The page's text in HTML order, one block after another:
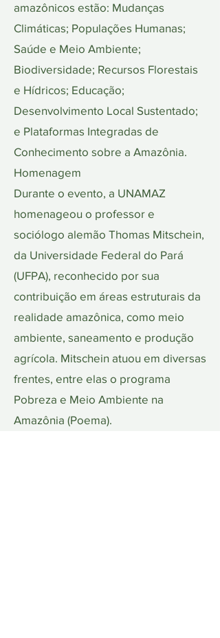
amazônicos estão: Mudanças
Climáticas; Populações Humanas;
Saúde e Meio Ambiente;
Biodiversidade; Recursos Florestais
e Hídricos; Educação;
Desenvolvimento Local Sustentado;
e Plataformas Integradas de
Conhecimento sobre a Amazônia.
Homenagem
Durante o evento, a UNAMAZ
homenageou o professor e
sociólogo alemão Thomas Mitschein,
da Universidade Federal do Pará
(UFPA), reconhecido por sua
contribuição em áreas estruturais da
realidade amazônica, como meio
ambiente, saneamento e produção
agrícola. Mitschein atuou em diversas
frentes, entre elas o programa
Pobreza e Meio Ambiente na
Amazônia (Poema).